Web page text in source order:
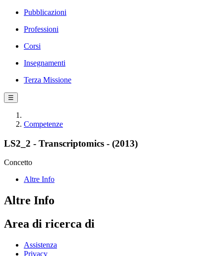
Pubblicazioni
Professioni
Corsi
Insegnamenti
Terza Missione
☰
Competenze
LS2_2 - Transcriptomics - (2013)
Concetto
Altre Info
Altre Info
Area di ricerca di
Assistenza
Privacy